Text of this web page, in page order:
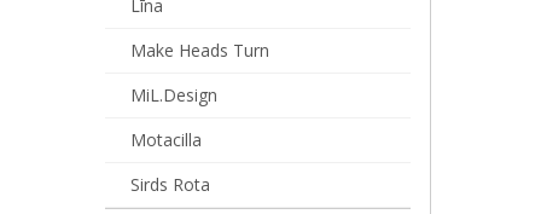
Līna
Make Heads Turn
MiL.design
Motacilla
Sirds Rota